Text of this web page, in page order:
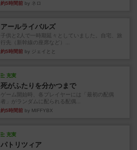
約5時間前 by ネロ
アールライバルズ
子供と2人で一時期延々としていました。自宅、旅
行先（新幹線の座席など）...
約5時間前 by ジェイとと
充実
死がふたりを分かつまで
ゲーム開始時、各プレイヤーには「最初の配偶
者」がランダムに配られる配偶...
約5時間前 by MIFFYBX
充実
パトリツィア